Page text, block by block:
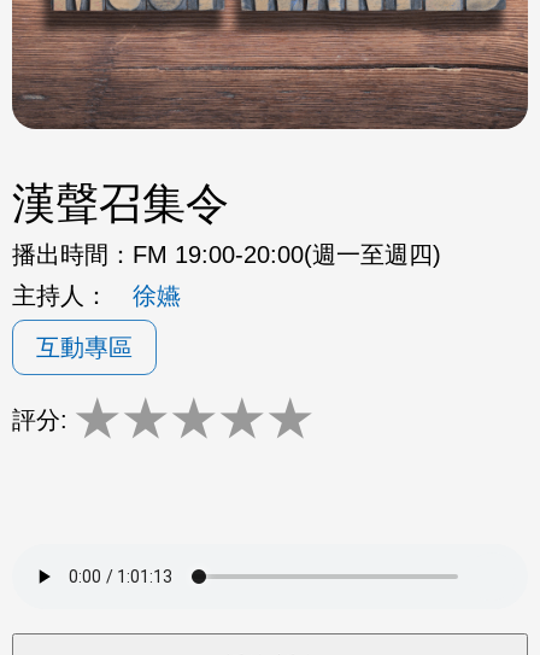
漢聲召集令
播出時間： FM 19:00-20:00(週一至週四)
主持人：
徐嬿
互動專區
評分: ★★★★★